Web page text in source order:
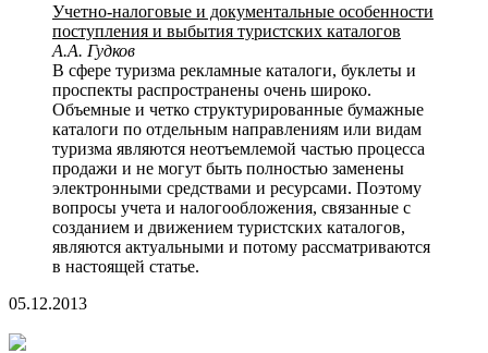
Учетно-налоговые и документальные особенности
поступления и выбытия туристских каталогов
А.А. Гудков
В сфере туризма рекламные каталоги, буклеты и
проспекты распространены очень широко.
Объемные и четко структурированные бумажные
каталоги по отдельным направлениям или видам
туризма являются неотъемлемой частью процесса
продажи и не могут быть полностью заменены
электронными средствами и ресурсами. Поэтому
вопросы учета и налогообложения, связанные с
созданием и движением туристских каталогов,
являются актуальными и потому рассматриваются
в настоящей статье.
05.12.2013